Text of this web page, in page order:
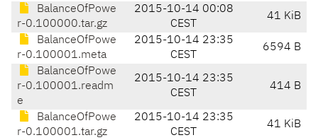
BalanceOfPowe
r-0.100000.tar.gz
2015-10-14 00:08
CEST
41 KiB
BalanceOfPowe
r-0.100001.meta
2015-10-14 23:35
CEST
6594 B
BalanceOfPowe
r-0.100001.readm
e
2015-10-14 23:35
CEST
414 B
BalanceOfPowe
r-0.100001.tar.gz
2015-10-14 23:35
CEST
41 KiB